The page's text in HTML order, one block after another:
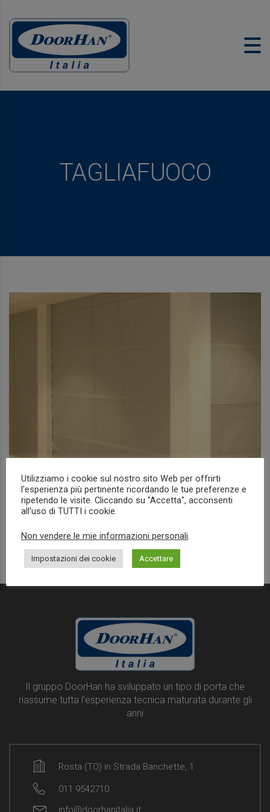
TAGLIAFUOCO
Tende tagliafuoco e tagliafumo
Il gruppo DoorHan ha sviluppato un tipo di porta che
riassume tutta l’esperienza tecnica maturata durante gli
anni
Rosta (TO) in Strada Banchette, 1
011.9542710
info@doorhanitalia.it
Utilizziamo i cookie sul nostro sito Web per offrirti
l'esperienza più pertinente ricordando le tue preferenze e
ripetendo le visite. Cliccando su "Accetta", acconsenti
all'uso di TUTTI i cookie.
Non vendere le mie informazioni personali
Impostazioni dei cookie Accettare